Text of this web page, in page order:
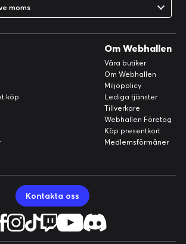
moms
köp
Om Webhallen
Våra butiker
Om Webhallen
Miljöpolicy
Lediga tjänster
Tillverkare
Webhallen Företag
Köp presentkort
Medlemsförmåner
Kontakta oss